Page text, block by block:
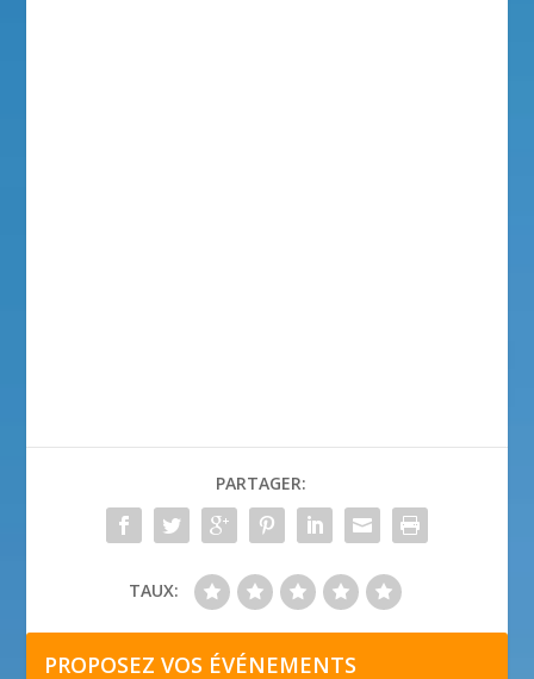
PARTAGER:
TAUX:
PROPOSEZ VOS ÉVÉNEMENTS